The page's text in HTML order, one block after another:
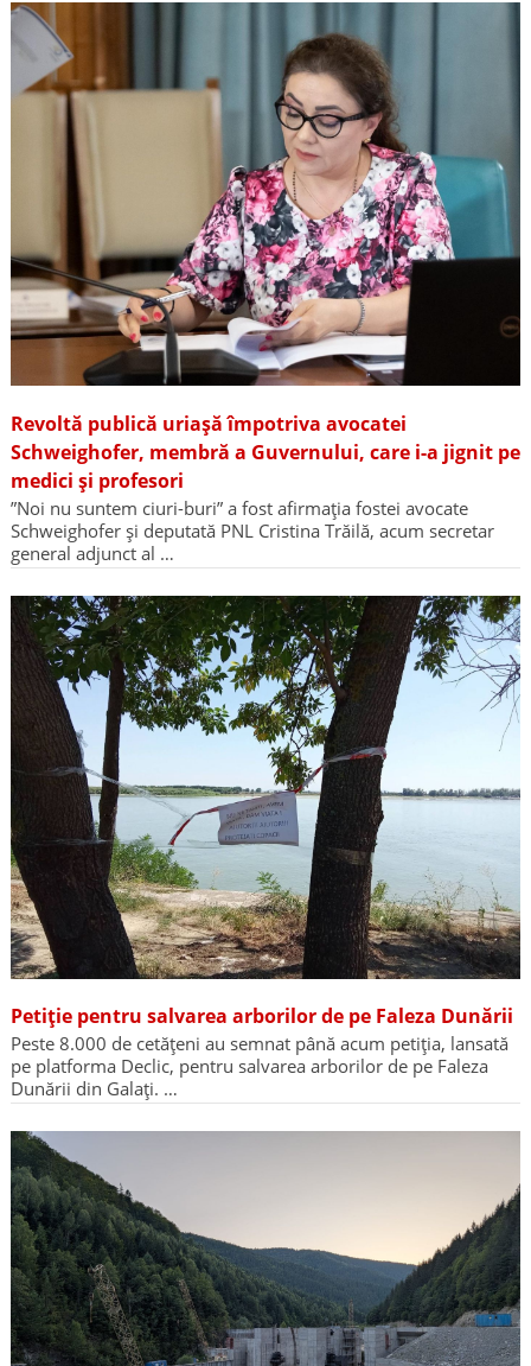
Revoltă publică uriașă împotriva avocatei
Schweighofer, membră a Guvernului, care i-a jignit pe
medici și profesori
”Noi nu suntem ciuri-buri” a fost afirmația fostei avocate
Schweighofer și deputată PNL Cristina Trăilă, acum secretar
general adjunct al …
Petiție pentru salvarea arborilor de pe Faleza Dunării
Peste 8.000 de cetățeni au semnat până acum petiția, lansată
pe platforma Declic, pentru salvarea arborilor de pe Faleza
Dunării din Galați. …